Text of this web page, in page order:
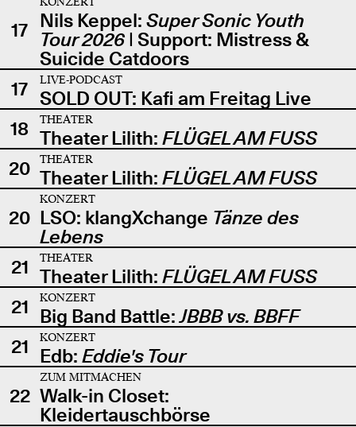
17 Nils Keppel: Super Sonic Youth
Tour 2026| Support: Mistress &
Suicide Catdoors
17
LIVE-PODCAST
SOLD OUT: Kafi am Freitag Live
18
THEATER
Theater Lilith: FLÜGEL AM FUSS
20
THEATER
Theater Lilith: FLÜGEL AM FUSS
20
KONZERT
LSO: klangXchange Tänze des
Lebens
21
THEATER
Theater Lilith: FLÜGEL AM FUSS
21
KONZERT
Big Band Battle:JBBB vs. BBFF
21
KONZERT
Edb: Eddie's Tour
22
ZUM MITMACHEN
Walk-in Closet:
Kleidertauschbörse